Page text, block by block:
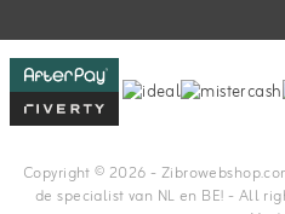
Copyright © 2026 -
de specialist van NL en BE! - All